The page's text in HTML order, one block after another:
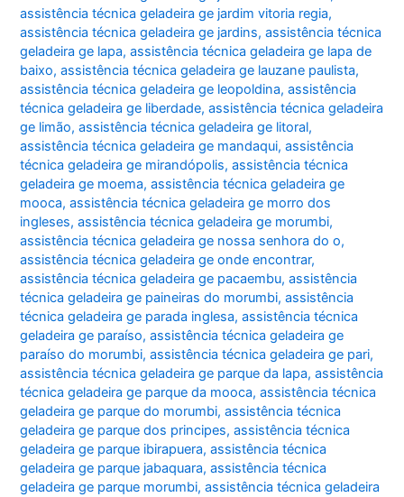
assistência técnica geladeira ge jardim vitoria regia,
assistência técnica geladeira ge jardins,assistência técnica
geladeira ge lapa,assistência técnica geladeira ge lapa de
baixo,assistência técnica geladeira ge lauzane paulista,
assistência técnica geladeira ge leopoldina,assistência
técnica geladeira ge liberdade,assistência técnica geladeira
ge limão,assistência técnica geladeira ge litoral,
assistência técnica geladeira ge mandaqui,assistência
técnica geladeira ge mirandópolis,assistência técnica
geladeira ge moema,assistência técnica geladeira ge
mooca,assistência técnica geladeira ge morro dos
ingleses,assistência técnica geladeira ge morumbi,
assistência técnica geladeira ge nossa senhora do o,
assistência técnica geladeira ge onde encontrar,
assistência técnica geladeira ge pacaembu,assistência
técnica geladeira ge paineiras do morumbi,assistência
técnica geladeira ge parada inglesa,assistência técnica
geladeira ge paraíso,assistência técnica geladeira ge
paraíso do morumbi,assistência técnica geladeira ge pari,
assistência técnica geladeira ge parque da lapa,assistência
técnica geladeira ge parque da mooca,assistência técnica
geladeira ge parque do morumbi,assistência técnica
geladeira ge parque dos principes,assistência técnica
geladeira ge parque ibirapuera,assistência técnica
geladeira ge parque jabaquara,assistência técnica
geladeira ge parque morumbi,assistência técnica geladeira